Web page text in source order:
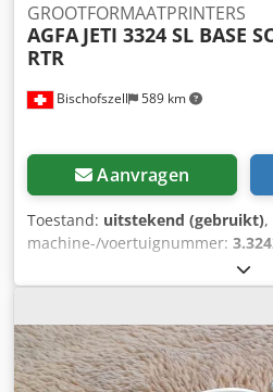
Bischofszell 589 km
GROOTFORMAATPRINTERS
AGFA JETI 3324 SL BASE
RTR
Aanvragen
Toestand: uitstekend (gebruikt),
machine-/voertuignummer:
PRINTER AGFA JETI 3324 SL
naar rol) 6C (PRINTS OP DEKZEIL,
BANNERS & DIVERSE
met solventinkt •
(4CMYK + 2CM licht) •
piëzo-elektrische Spectra-